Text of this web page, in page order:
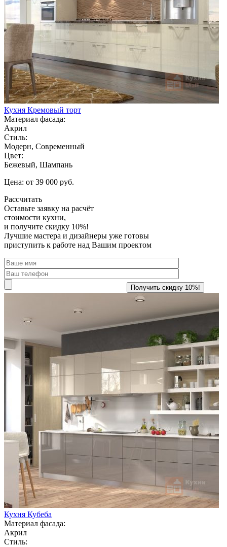
Кухня Кремовый торт
Материал фасада:
Акрил
Стиль:
Модерн, Современный
Цвет:
Бежевый, Шампань
Цена: от 39 000 руб.
Рассчитать
Оставьте заявку на расчёт
стоимости кухни,
и получите скидку 10%!
Лучшие мастера и дизайнеры уже готовы
приступить к работе над Вашим проектом
Кухня Кубеба
Материал фасада:
Акрил
Стиль: